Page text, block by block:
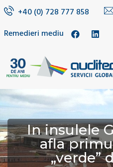
+40 (0) 728 777 858
Remedieri mediu
In insulele
afla
„verde”